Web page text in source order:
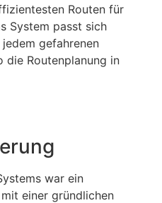
Routen für
System passt sich
gefahrenen
Routenplanung in
war ein
einer gründlichen